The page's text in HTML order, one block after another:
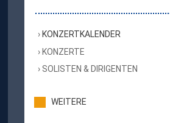
KONZERTKALENDER
KONZERTE
SOLISTEN & DIRIGENTEN
WEITERE